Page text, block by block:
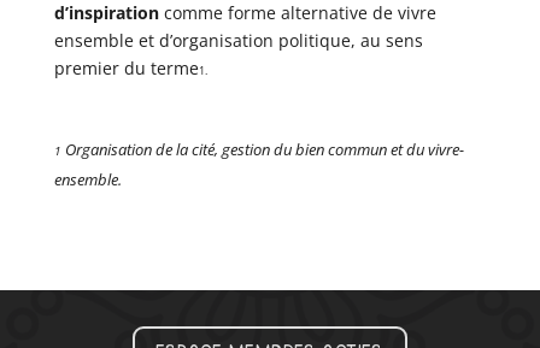
d’inspirationcomme forme alternative de vivre
ensemble et d’organisation politique, au sens
premier du terme1.
1 Organisation de la cité, gestion du bien commun et du vivre-
ensemble.